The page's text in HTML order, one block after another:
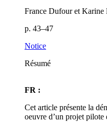
France Dufour et Karine
p. 43–47
Notice
Résumé
FR :
Cet article présente la
oeuvre d’un projet pilote